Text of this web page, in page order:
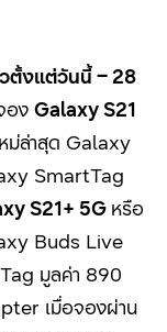
ตั้งแต่วันนี้– 28
อง Galaxy S21
ม่ล่าสุด Galaxy
SmartTag
S21+ 5G หรือ
Buds Live
มูลค่า 890
เมื่อจองผ่าน